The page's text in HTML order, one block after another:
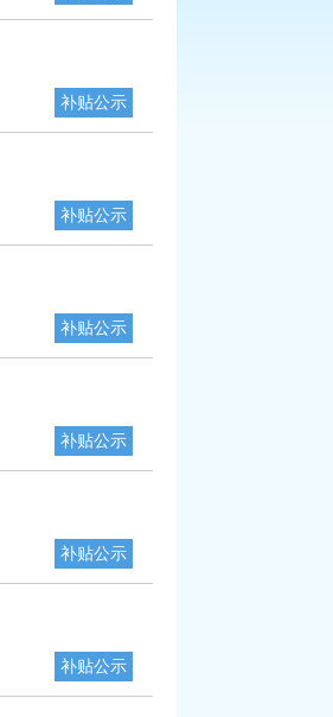
补贴公示
补贴公示
补贴公示
补贴公示
补贴公示
补贴公示